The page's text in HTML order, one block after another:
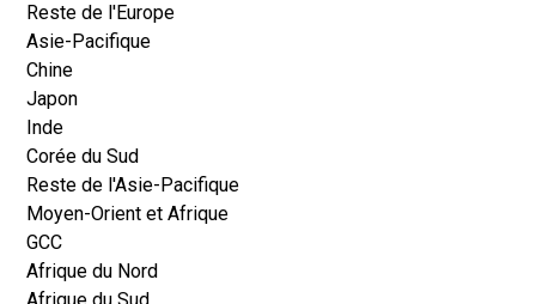
Reste de l'Europe
Asie-Pacifique
Chine
Japon
Inde
Corée du Sud
Reste de l'Asie-Pacifique
Moyen-Orient et Afrique
GCC
Afrique du Nord